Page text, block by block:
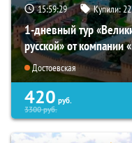
15:59:28 Купили: 22
1-дневный тур
русской» от компании
Достоевская
420 руб.
3300руб.